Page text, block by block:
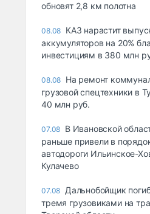
обновят 2,8 км полотна
08.08 КАЗ нарастит
аккумуляторов на 20%
инвестициям в 380 млн
08.08 На ремонт
грузовой спецтехники в
40 млн руб.
07.08 В Ивановской
раньше привели в
автодороги Ильинское-
Кулачево
07.08 Дальнобойщик
тремя грузовиками на